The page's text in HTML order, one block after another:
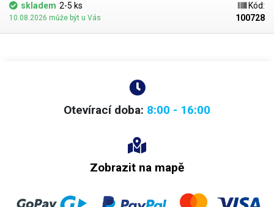
skladem 2-5 ks
10.08.2026 může být u Vás
Kód:
100728
Otevírací doba: 8:00 - 16:00
Zobrazit na mapě